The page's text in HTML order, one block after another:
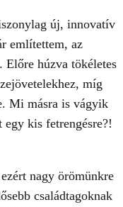
új, innovatív
említettem, az
Előre húzva tökéletes
míg
Mi másra is vágyik
kis fetrengésre?!
nagy örömünkre
családtagoknak